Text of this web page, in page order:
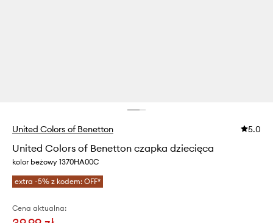
United Colors of Benetton 5.0
United Colors of Benetton czapka dziecięca
kolor beżowy 1370HA00C
extra -5% z kodem: OFF*
Cena aktualna: